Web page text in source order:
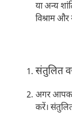
या अन्य
विश्राम
संतुलित
अगर
करें।